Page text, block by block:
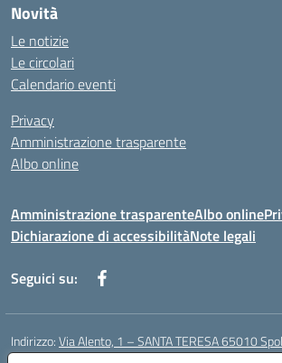
Novità
Le notizie
Le circolari
Calendario eventi
Privacy
Amministrazione trasparente
Albo online
Amministrazione trasparenteAlbo online
Dichiarazione di accessibilitàNote legali
Seguici su:
Indirizzo:Via Alento, 1 – SANTA TERESA 65010